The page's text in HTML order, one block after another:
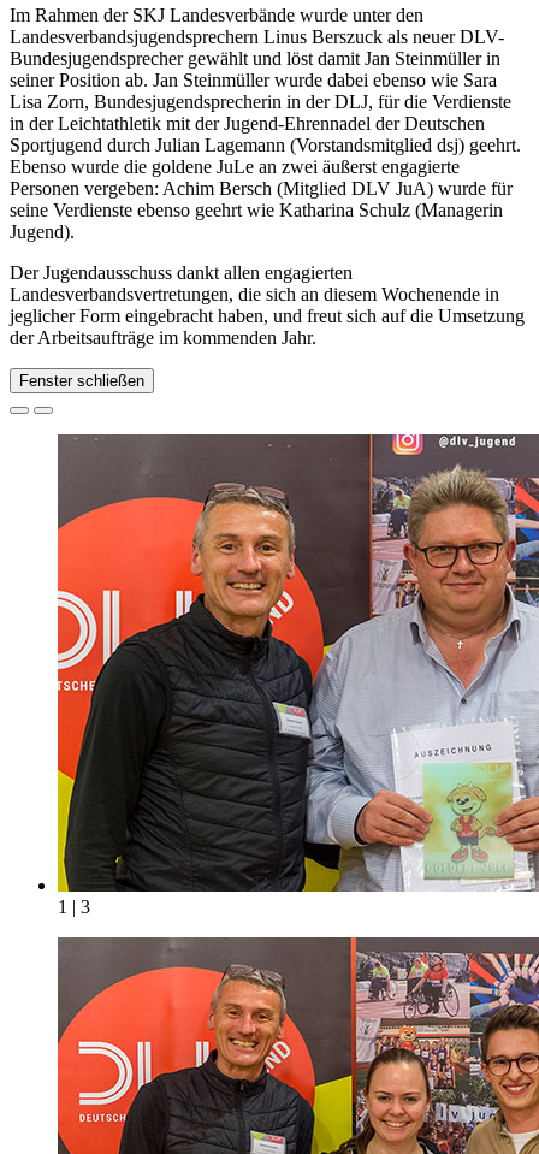
Im Rahmen der SKJ Landesverbände wurde unter den
Landesverbandsjugendsprechern Linus Berszuck als neuer DLV-
Bundesjugendsprecher gewählt und löst damit Jan Steinmüller in
seiner Position ab. Jan Steinmüller wurde dabei ebenso wie Sara
Lisa Zorn, Bundesjugendsprecherin in der DLJ, für die Verdienste
in der Leichtathletik mit der Jugend-Ehrennadel der Deutschen
Sportjugend durch Julian Lagemann (Vorstandsmitglied dsj) geehrt.
Ebenso wurde die goldene JuLe an zwei äußerst engagierte
Personen vergeben: Achim Bersch (Mitglied DLV JuA) wurde für
seine Verdienste ebenso geehrt wie Katharina Schulz (Managerin
Jugend).
Der Jugendausschuss dankt allen engagierten
Landesverbandsvertretungen, die sich an diesem Wochenende in
jeglicher Form eingebracht haben, und freut sich auf die Umsetzung
der Arbeitsaufträge im kommenden Jahr.
Fenster schließen
1 | 3